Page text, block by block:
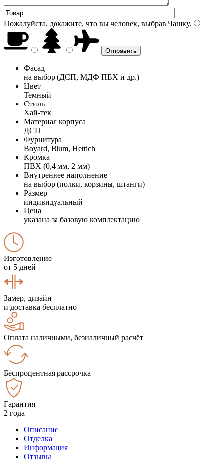
Пожалуйста, докажите, что вы человек, выбрав Чашку.
Фасад
на выбор (ДСП, МДФ ПВХ и др.)
Цвет
Темный
Стиль
Хай-тек
Материал корпуса
ДСП
Фурнитура
Boyard, Blum, Hettich
Кромка
ПВХ (0,4 мм, 2 мм)
Внутреннее наполнение
на выбор (полки, корзины, штанги)
Размер
индивидуальный
Цена
указана за базовую комплектацию
Изготовление
от 5 дней
Замер, дизайн
и доставка бесплатно
Оплата наличными, безналичный расчёт
Беспроцентная рассрочка
Гарантия
2 года
Описание
Отделка
Информация
Отзывы